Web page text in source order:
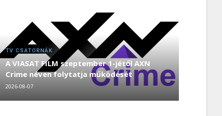
TV CSATORNÁK
A VIASAT FILM szeptember 1-jétől AXN
Crime néven folytatja működését
2026-08-07